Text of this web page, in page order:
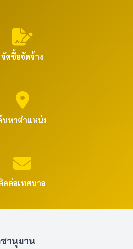
จัดซื้อจัดจ้าง
นหาตำแหน่ง
ดต่อเทศบาล
ชานุมาน